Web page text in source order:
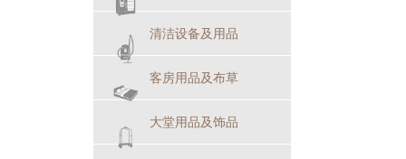
清洁设备及用品
客房用品及布草
大堂用品及饰品